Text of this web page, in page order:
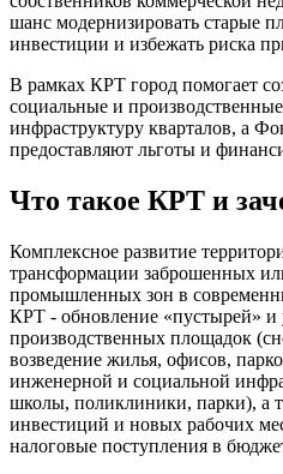
шанс модернизировать старые
инвестиции и избежать риска
В рамках КРТ город помогает
социальные и
инфраструктуру кварталов, а
предоставляют льготы и
Что такое КРТ и
Комплексное развитие
трансформации заброшенных
промышленных зон в
КРТ - обновление «пустырей» и
производственных площадок
возведение жилья, офисов,
инженерной и социальной
школы, поликлиники, парки), а
инвестиций и новых рабочих
налоговые поступления в